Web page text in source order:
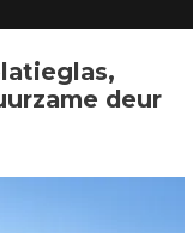
deur